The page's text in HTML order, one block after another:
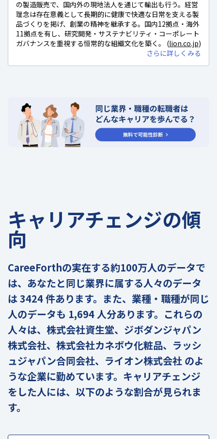
の製造販売で、国内外の現地法人を通じて輸出も行う。経営
理念は存在意義として長期的に健康で快適な日常を支える製
品づくりを掲げ、創業の精神を継承する。国内12拠点・海外
11拠点を有し、研究開発・サステナビリティ・コーポレート
ガバナンスを重視する恒常的な組織文化を築く。 (lion.co.jp)
さらに詳しくみる
キャリアチェンジの傾
向
CareeForthの実在する約100万人のデータで
は、あなたと同じ業界に属する人々のデータ
は 3424 件あります。また、業種・職種が同じ
人のデータも 1,694 人分あります。これらの
人々は、株式会社資生堂、ジボダンジャパン
株式会社、株式会社カネボウ化粧品、ラッシ
ュジャパン合同会社、ライオン株式会社 のよ
うな企業に勤めています。キャリアチェンジ
をした人には、以下のような割合が見られま
す。